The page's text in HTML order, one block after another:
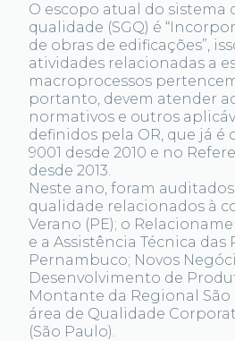
O escopo atual do sistema
qualidade (SGQ) é
de obras de edificações”,
atividades relacionadas a
macroprocessos
portanto, devem atender
normativos e outros
definidos pela OR, que já é
9001 desde 2010 e no
desde 2013.
Neste ano, foram
qualidade relacionados à
Verano (PE); o
e a Assistência Técnica das
Pernambuco; Novos
Desenvolvimento de
Montante da Regional São
área de Qualidade
(São Paulo).